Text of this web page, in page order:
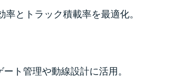
とトラック積載率を最適化。
ト管理や動線設計に活用。